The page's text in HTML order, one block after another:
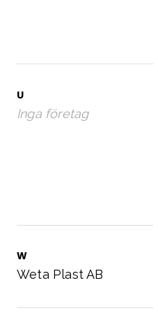
U
Inga företag
W
Weta Plast AB